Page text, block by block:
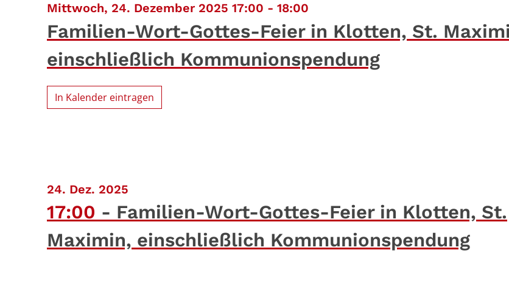
Mittwoch, 24. Dezember 2025 17:00 - 18:00
Familien-Wort-Gottes-Feier in Klotten, St.
einschließlich Kommunionspendung
In Kalender eintragen
24. Dez. 2025
17:00
Familien-Wort-Gottes-Feier in Klotten, St.
Maximin, einschließlich Kommunionspendung